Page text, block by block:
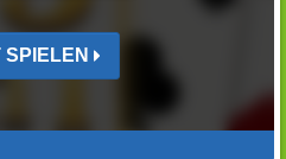
SPIELEN